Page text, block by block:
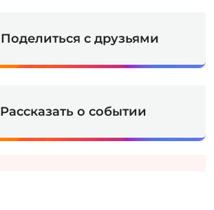
Поделиться с друзьями
Рассказать о событии